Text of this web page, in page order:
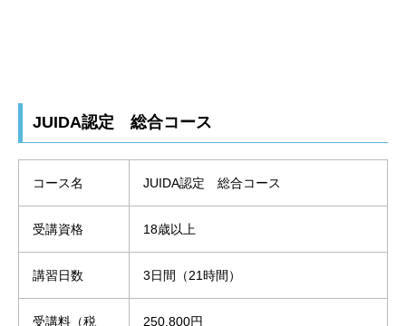
JUIDA認定 総合コース
コース名 JUIDA認定 総合コース
受講資格 18歳以上
講習日数 3日間（21時間）
受講料（税
250,800円